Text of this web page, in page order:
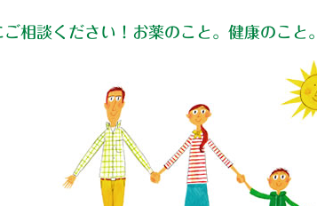
ご相談ください！お薬のこと。健康のこと。